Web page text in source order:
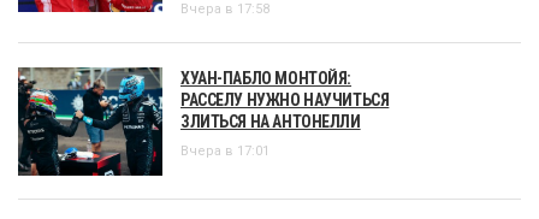
Вчера в 17:58
ХУАН-ПАБЛО МОНТОЙЯ:
РАССЕЛУ НУЖНО НАУЧИТЬСЯ
ЗЛИТЬСЯ НА АНТОНЕЛЛИ
Вчера в 17:01